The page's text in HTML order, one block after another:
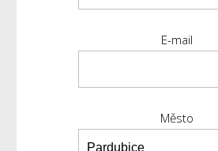
E-mail
Město